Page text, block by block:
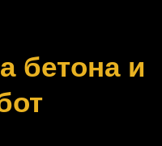
бетона и